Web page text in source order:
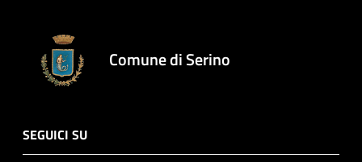
Comune di Serino
SEGUICI SU